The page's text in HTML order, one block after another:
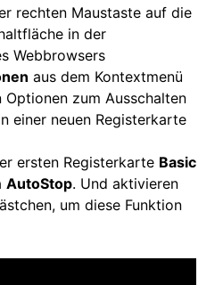
rechten Maustaste auf die
in der
Webbrowsers
aus dem Kontextmenü
Optionen zum Ausschalten
einer neuen Registerkarte
ersten Registerkarte Basic
AutoStop. Und aktivieren
um diese Funktion